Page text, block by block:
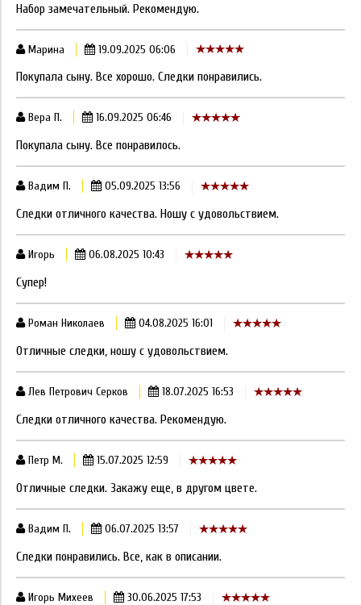
Набор замечательный. Рекомендую.
Марина 19.09.2025 06:06
Покупала сыну. Все хорошо. Следки понравились.
Вера П. 16.09.2025 06:46
Покупала сыну. Все понравилось.
Вадим П. 05.09.2025 13:56
Следки отличного качества. Ношу с удовольствием.
Игорь 06.08.2025 10:43
Супер!
Роман Николаев 04.08.2025 16:01
Отличные следки, ношу с удовольствием.
Лев Петрович Серков 18.07.2025 16:53
Следки отличного качества. Рекомендую.
Петр М. 15.07.2025 12:59
Отличные следки. Закажу еще, в другом цвете.
Вадим П. 06.07.2025 13:57
Следки понравились. Все, как в описании.
Игорь Михеев 30.06.2025 17:53